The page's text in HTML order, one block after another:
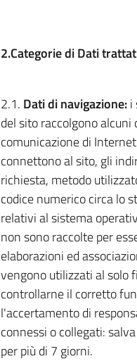
2.Categorie di Dati
2.1. Dati di navigazione:i
del sito raccolgono
comunicazione di
connettono al sito, gli
richiesta, metodo
codice numerico circa lo
relativi al sistema
non sono raccolte per
elaborazioni ed
vengono utilizzati al solo
controllarne il corretto
l'accertamento di
connessi o collegati:
per più di 7 giorni.